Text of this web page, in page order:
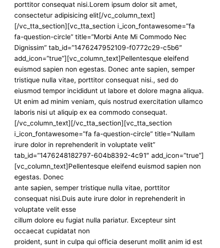
porttitor consequat nisi.Lorem ipsum dolor sit amet,
consectetur adipisicing elit[/vc_column_text]
[/vc_tta_section][vc_tta_section i_icon_fontawesome=”fa
fa-question-circle” title=”Morbi Ante Mi Commodo Nec
Dignissim” tab_id=”1476247952109-f0772c29-c5b6″
add_icon=”true”][vc_column_text]Pellentesque eleifend
euismod sapien non egestas. Donec ante sapien, semper
tristique nulla vitae, porttitor consequat nisi., sed do
eiusmod tempor incididunt ut labore et dolore magna aliqua.
Ut enim ad minim veniam, quis nostrud exercitation ullamco
laboris nisi ut aliquip ex ea commodo consequat.
[/vc_column_text][/vc_tta_section][vc_tta_section
i_icon_fontawesome=”fa fa-question-circle” title=”Nullam
irure dolor in reprehenderit in voluptate velit”
tab_id=”1476248182797-604b8392-4c91″ add_icon=”true”]
[vc_column_text]Pellentesque eleifend euismod sapien non
egestas. Donec
ante sapien, semper tristique nulla vitae, porttitor
consequat nisi.Duis aute irure dolor in reprehenderit in
voluptate velit esse
cillum dolore eu fugiat nulla pariatur. Excepteur sint
occaecat cupidatat non
proident, sunt in culpa qui officia deserunt mollit anim id est